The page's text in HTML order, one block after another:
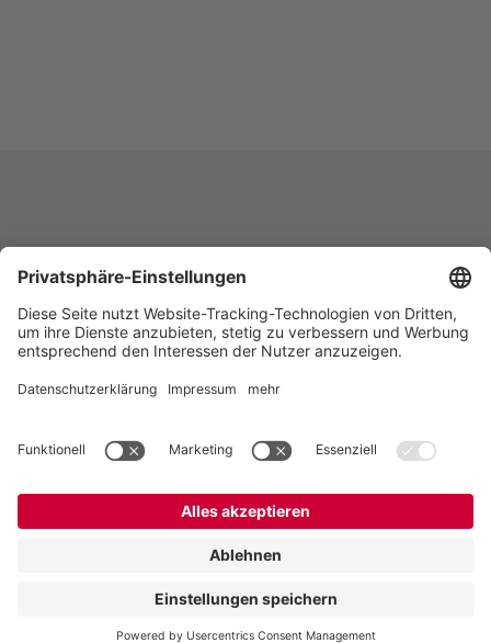
Vogelsang -
Leading in Technology
Tümmelhofstraße 1
3143 Pyhra
Österreich
+43 664 16 56 724